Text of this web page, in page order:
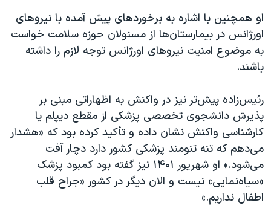
او همچنین با اشاره به برخورد‌های پیش آمده با نیرو‌های
اورژانس در بیمارستان‌ها از مسئولان حوزه سلامت خواست
به موضوع امنیت نیرو‌های اورژانس توجه لازم را داشته
باشند.
رئیس‌زاده پیش‌تر نیز در واکنش به اظهاراتی مبنی بر
پذیرش دانشجوی تخصصی پزشکی از مقطع دیپلم یا
کارشناسی واکنش نشان داده و تأکید کرده بود که «هشدار
می‌دهم که تنه تنومند پزشکی کشور دارد دچار آفت
می‌شود.» او شهریور ۱۴۰۱ نیز گفته بود کمبود پزشک
«سیاه‌نمایی» نیست و الان دیگر در کشور «جراح قلب
اطفال نداریم.»